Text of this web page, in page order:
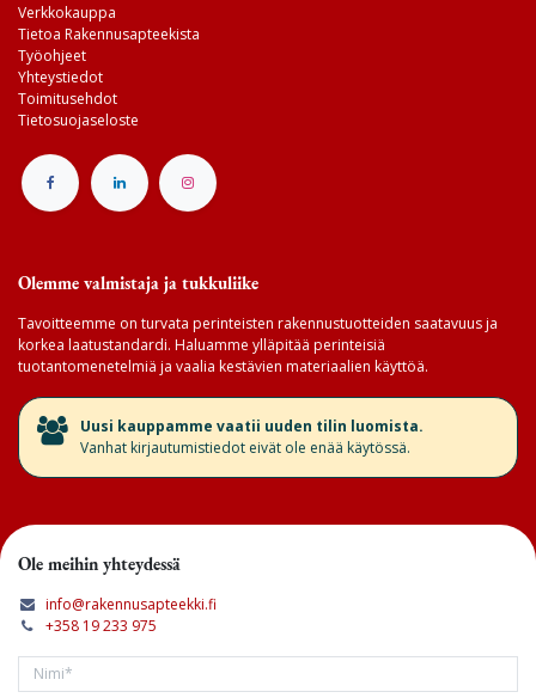
Verkkokauppa
Tietoa Rakennusapteekista
Työohjeet
Yhteystiedot
Toimitusehdot
Tietosuojaseloste
Olemme valmistaja ja tukkuliike
Tavoitteemme on turvata perinteisten rakennustuotteiden saatavuus ja
korkea laatustandardi. Haluamme ylläpitää perinteisiä
tuotantomenetelmiä ja vaalia kestävien materiaalien käyttöä.
​Uusi kauppamme vaatii uuden tilin luomista.
Vanhat kirjautumistiedot eivät ole enää käytössä.
Ole meihin yhteydessä
info@rakennusapteekki.fi
+358 19 233 975